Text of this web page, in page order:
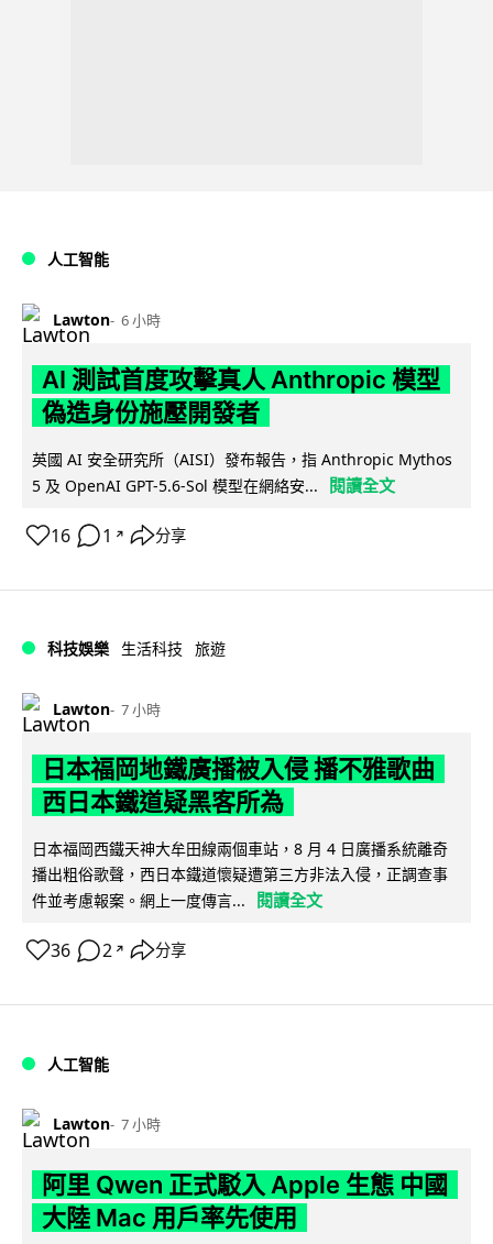
人工智能
Lawton 6 小時
AI 測試首度攻擊真人 Anthropic 模型
偽造身份施壓開發者
英國 AI 安全研究所（AISI）發布報告，指 Anthropic Mythos
5 及 OpenAI GPT-5.6-Sol 模型在網絡安...
閱讀全文
16 1 ↗ 分享
科技娛樂 生活科技 旅遊
Lawton 7 小時
日本福岡地鐵廣播被入侵 播不雅歌曲
西日本鐵道疑黑客所為
日本福岡西鐵天神大牟田線兩個車站，8 月 4 日廣播系統離奇
播出粗俗歌聲，西日本鐵道懷疑遭第三方非法入侵，正調查事
件並考慮報案。網上一度傳言...
閱讀全文
36 2 ↗ 分享
人工智能
Lawton 7 小時
阿里 Qwen 正式駁入 Apple 生態 中國
大陸 Mac 用戶率先使用